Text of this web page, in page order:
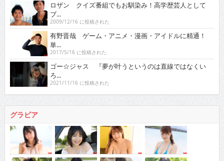
ロザン クイズ番組でもお馴染み！高学歴芸人として
ブ...
2009/12/16 に投稿された
有野晋哉 ゲーム・アニメ・漫画・アイドルに精通！
単...
2017/5/16 に投稿された
ゴー☆ジャス 『夢が叶うというのは直線ではなくい
ろ...
2021/11/16 に投稿された
グラビア